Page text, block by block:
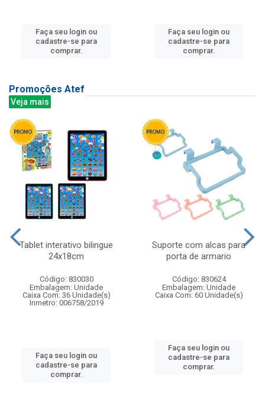
Faça seu login ou
cadastre-se para
comprar.
Faça seu login ou
cadastre-se para
comprar.
Promoções Atef
Veja mais
Tablet interativo bilingue
24x18cm
Código: 830030
Embalagem: Unidade
Caixa Com: 36 Unidade(s)
Inmetro: 006758/2019
Faça seu login ou
cadastre-se para
comprar.
Suporte com alcas para
porta de armario
Código: 830624
Embalagem: Unidade
Caixa Com: 60 Unidade(s)
Faça seu login ou
cadastre-se para
comprar.